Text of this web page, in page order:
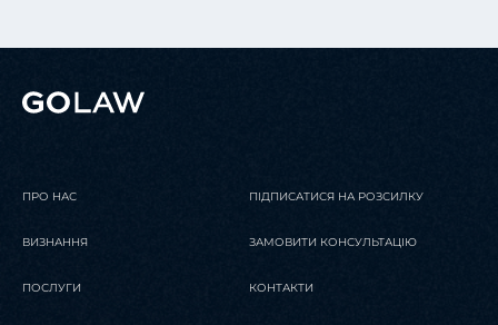
ПРО НАС
ВИЗНАННЯ
ПОСЛУГИ
ПІДПИСАТИСЯ НА РОЗСИЛКУ
ЗАМОВИТИ КОНСУЛЬТАЦІЮ
КОНТАКТИ